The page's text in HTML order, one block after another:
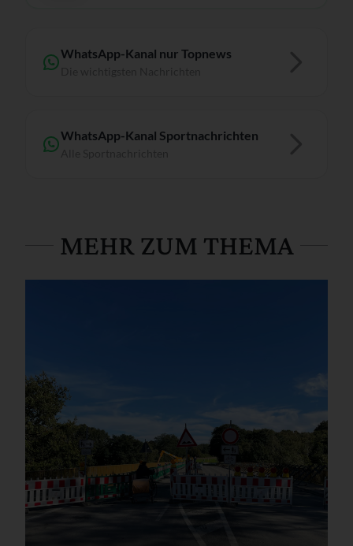
WhatsApp-Kanal nur Topnews
WhatsApp-Kanal Sportnachrichten
MEHR ZUM THEMA